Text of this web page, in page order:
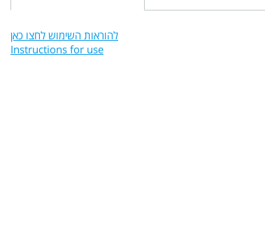
להוראות השימוש לחצו כאן
Instructions for use